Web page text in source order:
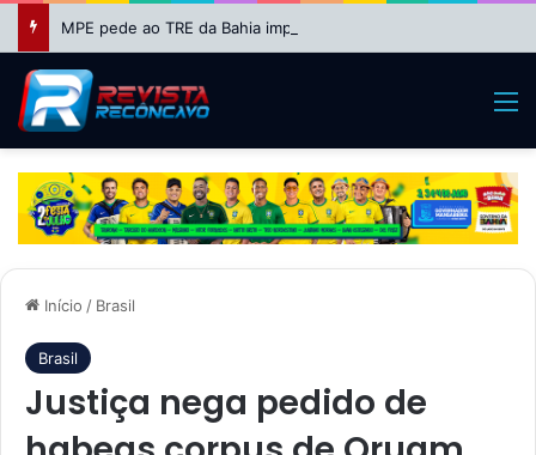
Início / Brasil
Brasil
Justiça nega pedido de